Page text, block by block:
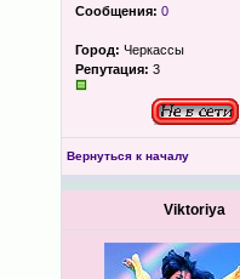
Сообщения: 0
Город: Черкассы
Репутация: 3
Вернуться к началу
Viktoriya